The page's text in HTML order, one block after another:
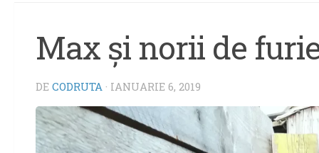
Max şi norii de
DE CODRUTA · IANUARIE 6, 2019